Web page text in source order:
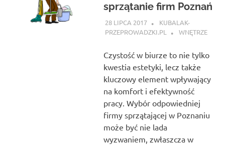
sprzątanie firm Poznań
28 LIPCA 2017
KUBALAK-
PRZEPROWADZKI.PL
WNĘTRZE
Czystość w biurze to nie tylko
kwestia estetyki, lecz także
kluczowy element wpływający
na komfort i efektywność
pracy. Wybór odpowiedniej
firmy sprzątającej w Poznaniu
może być nie lada
wyzwaniem, zwłaszcza w